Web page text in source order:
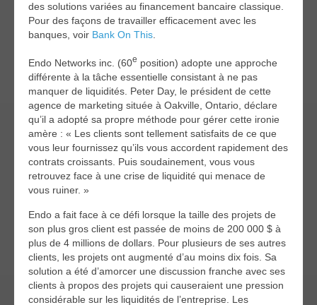
des solutions variées au financement bancaire classique.
Pour des façons de travailler efficacement avec les
banques, voir Bank On This.
Endo Networks inc. (60e position) adopte une approche
différente à la tâche essentielle consistant à ne pas
manquer de liquidités. Peter Day, le président de cette
agence de marketing située à Oakville, Ontario, déclare
qu’il a adopté sa propre méthode pour gérer cette ironie
amère : « Les clients sont tellement satisfaits de ce que
vous leur fournissez qu’ils vous accordent rapidement des
contrats croissants. Puis soudainement, vous vous
retrouvez face à une crise de liquidité qui menace de
vous ruiner. »
Endo a fait face à ce défi lorsque la taille des projets de
son plus gros client est passée de moins de 200 000 $ à
plus de 4 millions de dollars. Pour plusieurs de ses autres
clients, les projets ont augmenté d’au moins dix fois. Sa
solution a été d’amorcer une discussion franche avec ses
clients à propos des projets qui causeraient une pression
considérable sur les liquidités de l’entreprise. Les